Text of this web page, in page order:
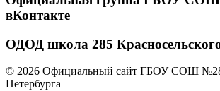
вКонтакте
ОДОД школа 285
© 2026 Официальный сайт ГБОУ СОШ
Петербурга